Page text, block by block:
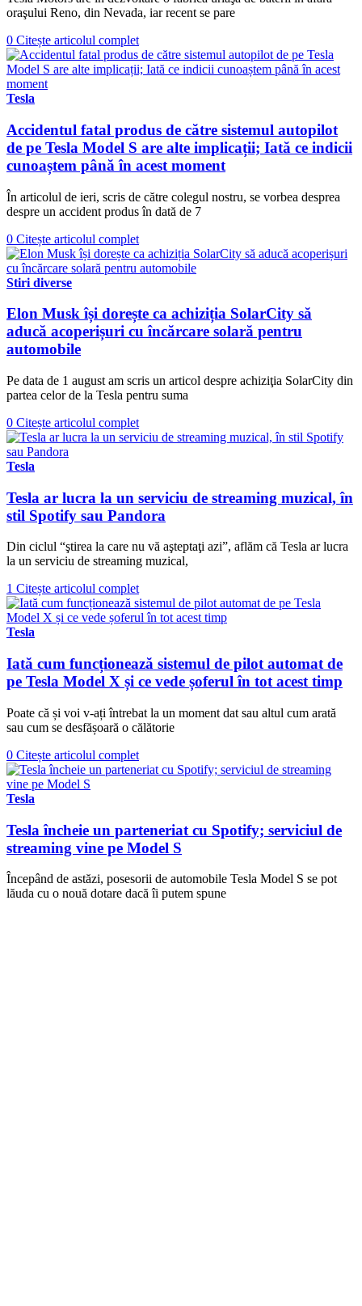
oraşului Reno, din Nevada, iar recent se pare
0 Citește articolul complet
Tesla
Accidentul fatal produs de către sistemul autopilot
de pe Tesla Model S are alte implicații; Iată ce indicii
cunoaștem până în acest moment
În articolul de ieri, scris de către colegul nostru, se vorbea desprea
despre un accident produs în dată de 7
0 Citește articolul complet
Stiri diverse
Elon Musk își dorește ca achiziția SolarCity să
aducă acoperișuri cu încărcare solară pentru
automobile
Pe data de 1 august am scris un articol despre achiziţia SolarCity din
partea celor de la Tesla pentru suma
0 Citește articolul complet
Tesla
Tesla ar lucra la un serviciu de streaming muzical, în
stil Spotify sau Pandora
Din ciclul “ştirea la care nu vă aşteptaţi azi”, aflăm că Tesla ar lucra
la un serviciu de streaming muzical,
1 Citește articolul complet
Tesla
Iată cum funcționează sistemul de pilot automat de
pe Tesla Model X și ce vede șoferul în tot acest timp
Poate că și voi v-ați întrebat la un moment dat sau altul cum arată
sau cum se desfășoară o călătorie
0 Citește articolul complet
Tesla
Tesla încheie un parteneriat cu Spotify; serviciul de
streaming vine pe Model S
Începând de astăzi, posesorii de automobile Tesla Model S se pot
lăuda cu o nouă dotare dacă îi putem spune